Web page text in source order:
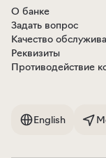
О банке
Задать вопрос
Качество
Реквизиты
Противодействие
English